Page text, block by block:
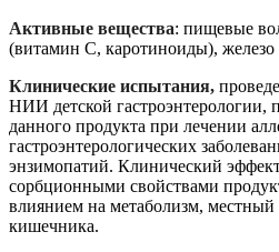
Активные вещества: пищевые
(витамин С, каротиноиды), железо
Клинические испытания,
НИИ детской гастроэнтерологии,
данного продукта при лечении
гастроэнтерологических
энзимопатий. Клинический
сорбционными свойствами
влиянием на метаболизм,
кишечника.